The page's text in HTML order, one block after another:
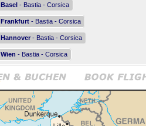
Basel - Bastia - Corsica
Frankfurt - Bastia - Corsica
Hannover - Bastia - Corsica
Wien - Bastia - Corsica